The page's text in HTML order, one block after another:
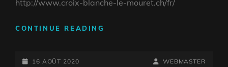
http://www.croix-blanche-le-mouret.ch/fr/
CONTINUE READING
SPECTACLES
POSTED-
16 AOÛT 2020
BY
BYLINE
WEBMASTER